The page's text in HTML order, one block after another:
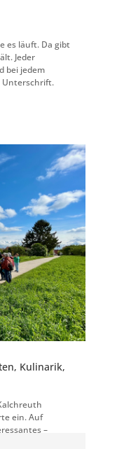
es läuft. Da gibt
Jeder
bei jedem
Unterschrift.
Kulinarik,
ein. Auf
–